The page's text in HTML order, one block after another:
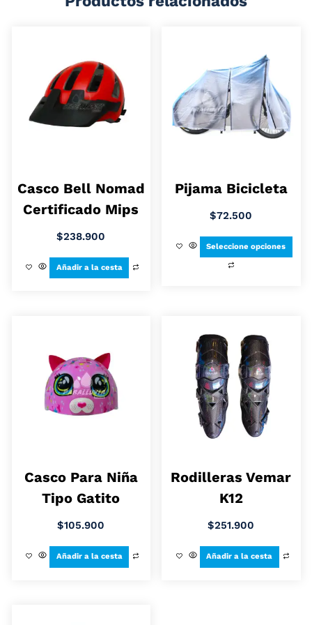
Casco Bell Nomad
Certificado Mips
$238.900
Añadir a la cesta
Pijama Bicicleta
$72.500
Seleccione opciones
Casco Para Niña
Tipo Gatito
$105.900
Añadir a la cesta
Rodilleras Vemar
K12
$251.900
Añadir a la cesta